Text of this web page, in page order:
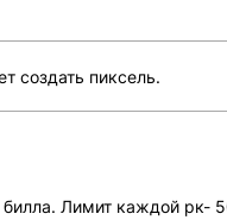
создать пиксель.
Лимит каждой рк-